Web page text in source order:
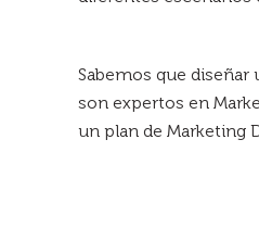
Sabemos que
son expertos en
un plan de Marketing